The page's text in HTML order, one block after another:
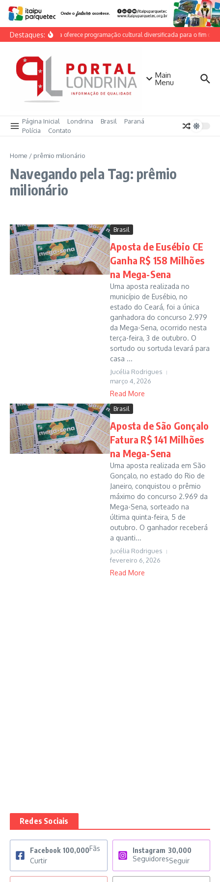
Ir para o conteúdo
Destaques:Londrina oferece programação cultural diversificada para o fim de
Main
Menu
Página Inicial Londrina Brasil
Paraná
Polícia
Contato
Home / prêmio milionário
Navegando pela Tag: prêmio
milionário
Brasil
Aposta de Eusébio CE
Ganha R$ 158 Milhões
na Mega-Sena
Uma aposta realizada no
município de Eusébio, no
estado do Ceará, foi a única
ganhadora do concurso 2.979
da Mega-Sena, ocorrido nesta
terça-feira, 3 de outubro. O
sortudo ou sortuda levará para
casa ...
Jucélia Rodrigues
março 4, 2026
Read More
Brasil
Aposta de São Gonçalo
Fatura R$ 141 Milhões
na Mega-Sena
Uma aposta realizada em São
Gonçalo, no estado do Rio de
Janeiro, conquistou o prêmio
máximo do concurso 2.969 da
Mega-Sena, sorteado na
última quinta-feira, 5 de
outubro. O ganhador receberá
a quanti...
Jucélia Rodrigues
fevereiro 6, 2026
Read More
Redes Sociais
Facebook 100,000Fãs
Curtir
Instagram 30,000
SeguidoresSeguir